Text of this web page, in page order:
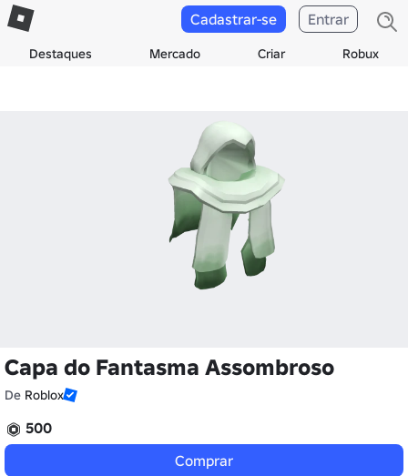
Destaques Mercado Criar Robux
Cadastrar-se Entrar
Capa do Fantasma Assombroso
De Roblox
500
Comprar